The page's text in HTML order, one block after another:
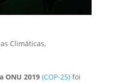
Climáticas,
ONU 2019 (COP-25)foi